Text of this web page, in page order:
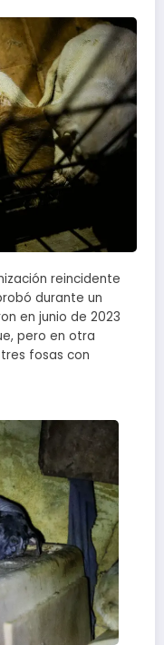
reincidente
durante un
en junio de 2023
pero en otra
fosas con